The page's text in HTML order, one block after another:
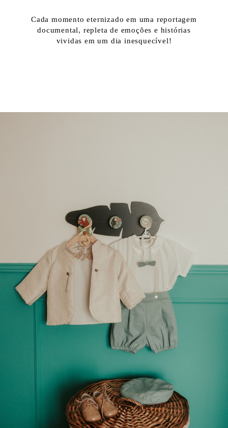
Cada momento eternizado em uma reportagem
documental, repleta de emoções e histórias
vividas em um dia inesquecível!